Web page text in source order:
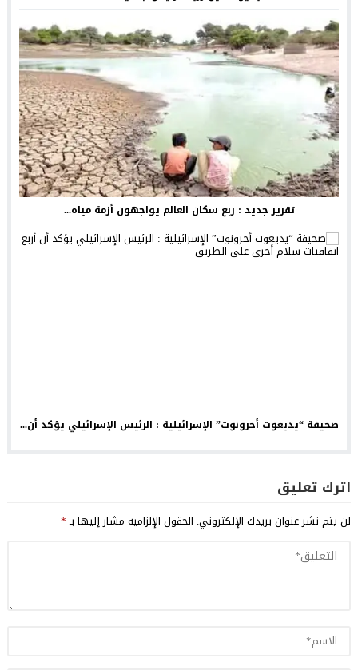
تقرير جديد : ربع سكان العالم يواجهون أزمة مياه...
صحيفة “يديعوت أحرونوت” الإسرائيلية : الرئيس الإسرائيلي يؤكد أن...
اترك تعليق
لن يتم نشر عنوان بريدك الإلكتروني. الحقول الإلزامية مشار إليها بـ*